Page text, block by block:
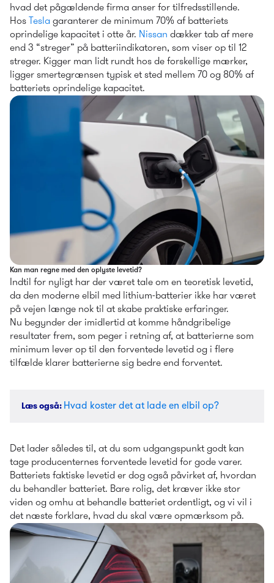
hvad det pågældende firma anser for tilfredsstillende.
Hos
Tesla garanterer de minimum 70% af batteriets
oprindelige kapacitet i otte år. Nissan dækker tab af mere
end 3 “streger” på batteriindikatoren, som viser op til 12
streger. Kigger man lidt rundt hos de forskellige mærker,
ligger smertegrænsen typisk et sted mellem 70 og 80% af
batteriets oprindelige kapacitet.
Kan man regne med den oplyste levetid?
Indtil for nyligt har der været tale om en teoretisk levetid,
da den moderne elbil med lithium-batterier ikke har været
på vejen længe nok til at skabe praktiske erfaringer.
Nu begynder der imidlertid at komme håndgribelige
resultater frem, som peger i retning af, at batterierne som
minimum lever op til den forventede levetid og i flere
tilfælde klarer batterierne sig bedre end forventet.
Læs også: Hvad koster det at lade en elbil op?
Det lader således til, at du som udgangspunkt godt kan
tage producenternes forventede levetid for gode varer.
Batteriets faktiske levetid er dog også påvirket af, hvordan
du behandler batteriet. Bare rolig, det kræver ikke stor
viden og omhu at behandle batteriet ordentligt, og vi vil i
det næste forklare, hvad du skal være opmærksom på.